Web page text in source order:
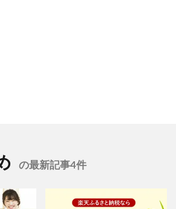
の最新記事4件